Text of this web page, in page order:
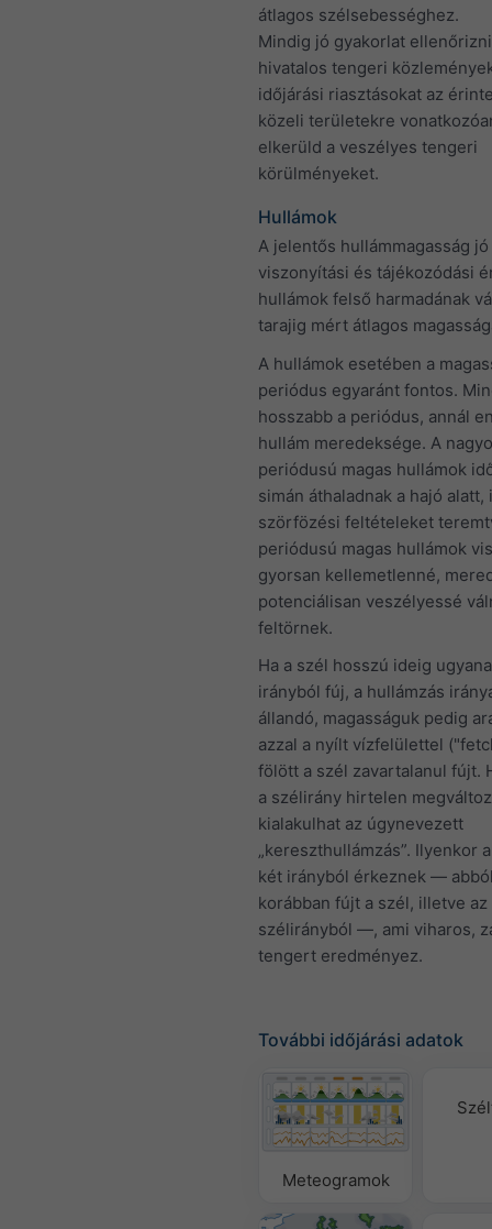
átlagos szélsebességhez.
Mindig jó gyakorlat
hivatalos tengeri
időjárási riasztásokat az
közeli területekre
elkerüld a veszélyes tengeri
körülményeket.
Hullámok
A jelentős hullámmagasság jó
viszonyítási és tájékozódási
hullámok felső harmadának
tarajig mért átlagos
A hullámok esetében a
periódus egyaránt fontos.
hosszabb a periódus, annál
hullám meredeksége. A
periódusú magas hullámok
simán áthaladnak a hajó alatt,
szörfözési feltételeket
periódusú magas hullámok
gyorsan kellemetlenné,
potenciálisan veszélyessé
feltörnek.
Ha a szél hosszú ideig
irányból fúj, a hullámzás
állandó, magasságuk pedig
azzal a nyílt vízfelülettel
fölött a szél zavartalanul fújt.
a szélirány hirtelen
kialakulhat az úgynevezett
„kereszthullámzás”. Ilyenkor
két irányból érkeznek —
korábban fújt a szél, illetve az
szélirányból —, ami viharos,
tengert eredményez.
További időjárási adatok
Meteogramok